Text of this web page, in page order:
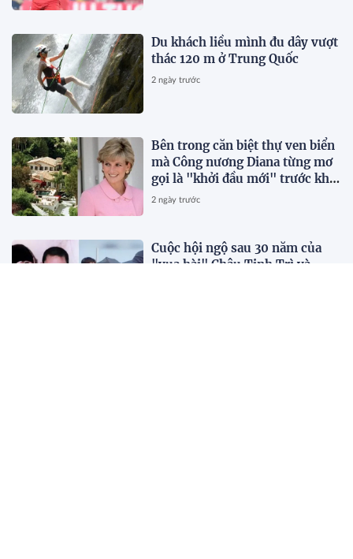
Du khách liều mình đu dây vượt
thác 120 m ở Trung Quốc
2 ngày trước
Bên trong căn biệt thự ven biển
mà Công nương Diana từng mơ
gọi là "khởi đầu mới" trước khi
qua đời vài tháng
2 ngày trước
Cuộc hội ngộ sau 30 năm của
"vua hài" Châu Tinh Trì và